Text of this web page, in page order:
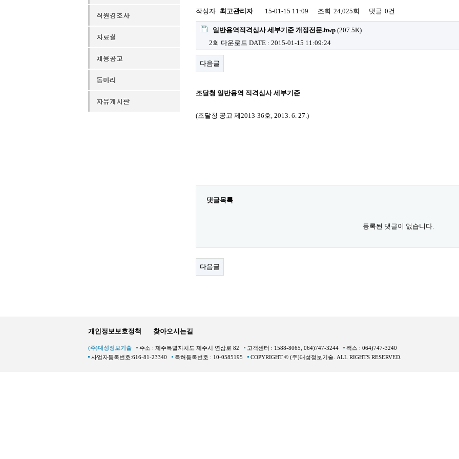
작성자 최고관리자 15-01-15 11:09 조회 24,025회 댓글 0건
일반용역적격심사 세부기준 개정전문.hwp (207.5K)
2회 다운로드 DATE : 2015-01-15 11:09:24
다음글
조달청 일반용역 적격심사 세부기준
(조달청 공고 제2013-36호, 2013. 6. 27.)
댓글목록
등록된 댓글이 없습니다.
다음글
개인정보보호정책 찾아오시는길
(주)대성정보기술 주소 : 제주특별자치도 제주시 연삼로 82 고객센터 : 1588-8065, 064)747-3244
팩스 : 064)747-3240
사업자등록번호:616-81-23340
특허등록번호 : 10-0585195 COPYRIGHT © (주)대성정보기술. ALL RIGHTS RESERVED.